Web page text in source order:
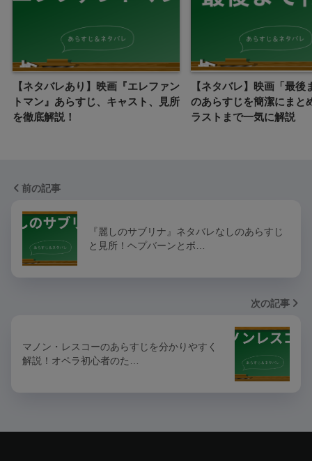
【ネタバレあり】映画『エレファン
トマン』あらすじ、キャスト、見所
を徹底解説！
【ネタバレ】映画「最後
のあらすじを簡潔にまと
ラストまで一気に解説
前の記事
『麗しのサブリナ』ネタバレなしのあらすじ
と見所！ヘプバーンとボ…
次の記事
マノン・レスコーのあらすじを分かりやすく
解説！オペラ初心者のた…